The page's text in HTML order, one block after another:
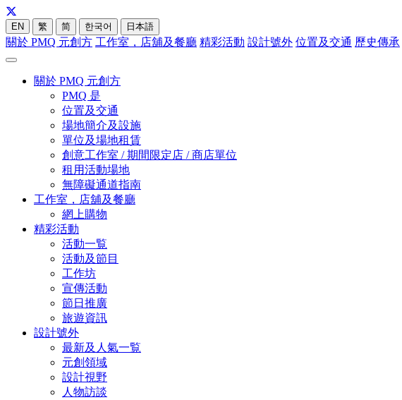
EN 繁 简 한국어 日本語
關於 PMQ 元創方 工作室，店舖及餐廳 精彩活動 設計號外 位置及交通 歷史傳承
關於 PMQ 元創方
PMQ 是
位置及交通
場地簡介及設施
單位及場地租賃
創意工作室 / 期間限定店 / 商店單位
租用活動場地
無障礙通道指南
工作室，店舖及餐廳
網上購物
精彩活動
活動一覧
活動及節目
工作坊
宣傳活動
節日推廣
旅遊資訊
設計號外
最新及人氣一覧
元創領域
設計視野
人物訪談